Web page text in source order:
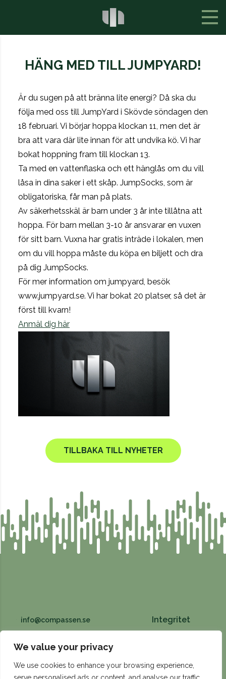
We value your privacy
We use cookies to enhance your browsing experience,
HÄNG MED TILL JUMPYARD!
Är du sugen på att bränna lite energi? Då ska du
följa med oss till JumpYard i Skövde söndagen den
18 februari. Vi börjar hoppa klockan 11, men det är
bra att vara där lite innan för att undvika kö. Vi har
bokat hoppning fram till klockan 13.
Ta med en vattenflaska och ett hänglås om du vill
låsa in dina saker i ett skåp. JumpSocks, som är
obligatoriska, får man på plats.
Av säkerhetsskäl är barn under 3 år inte tillåtna att
hoppa. För barn mellan 3-10 år ansvarar en vuxen
för sitt barn. Vuxna har gratis inträde i lokalen, men
om du vill hoppa måste du köpa en biljett och dra
på dig JumpSocks.
För mer information om jumpyard, besök
www.jumpyard.se. Vi har bokat 20 platser, så det är
först till kvarn!
Anmäl dig här
TILLBAKA TILL NYHETER
info@compassen.se
Integritet